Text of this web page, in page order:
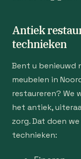
Antiek
technieken
Bent u benieuwd
meubelen in
restaureren? We
het antiek,
zorg. Dat doen
technieken: